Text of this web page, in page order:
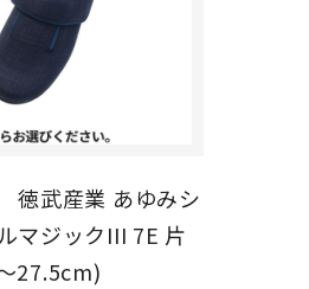
徳武産業 あゆみシ
マジックIII 7E 片
27.5cm)